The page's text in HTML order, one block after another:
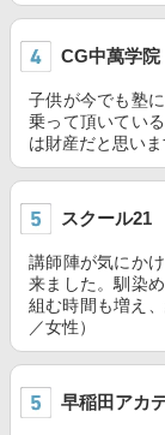
CG中萬学院
子供が今でも塾
乗って頂いてい
は財産だと思いま
スクール21
講師陣が気にか
来ました。馴染
組む時間も増え
／女性）
早稲田アカ